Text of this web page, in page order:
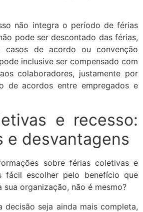
não integra o período de férias
pode ser descontado das férias,
casos de acordo ou convenção
inclusive ser compensado com
colaboradores, justamente por
de acordos entre empregados e
e recesso:
e desvantagens
sobre férias coletivas e
fácil escolher pelo benefício que
sua organização, não é mesmo?
decisão seja ainda mais completa,